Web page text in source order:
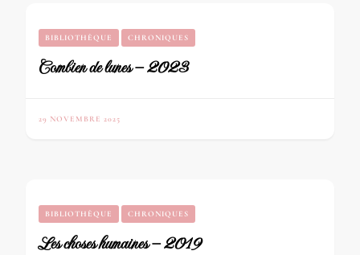
BIBLIOTHÈQUE CHRONIQUES
Combien de lunes – 2023
29 NOVEMBRE 2025
BIBLIOTHÈQUE CHRONIQUES
Les choses humaines – 2019